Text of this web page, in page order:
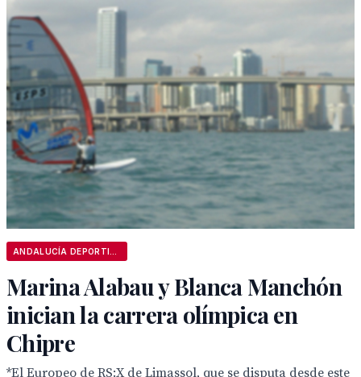
Marina Alabau y Blanca Manchón
inician la carrera olímpica en
Chipre
*El Europeo de RS:X de Limassol, que se disputa desde este